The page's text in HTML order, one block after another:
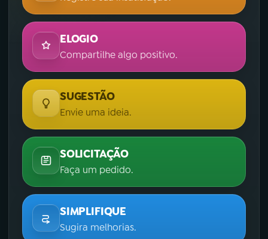
ELOGIO
Compartilhe algo positivo.
SUGESTÃO
Envie uma ideia.
SOLICITAÇÃO
Faça um pedido.
SIMPLIFIQUE
Sugira melhorias.